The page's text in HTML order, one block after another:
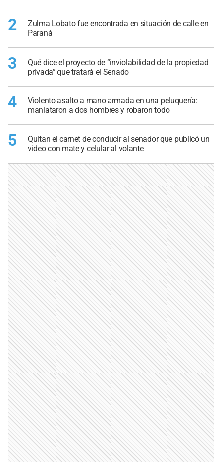
2
Zulma Lobato fue encontrada en situación de calle en
Paraná
3
Qué dice el proyecto de “inviolabilidad de la propiedad
privada” que tratará el Senado
4
Violento asalto a mano armada en una peluquería:
maniataron a dos hombres y robaron todo
5
Quitan el carnet de conducir al senador que publicó un
video con mate y celular al volante